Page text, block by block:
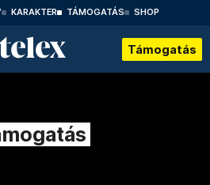
KARAKTER TÁMOGATÁS SHOP
Támogatás